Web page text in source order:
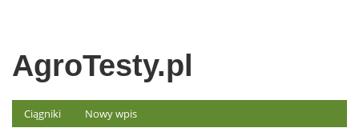
AgroTesty.pl
Ciągniki Nowy wpis